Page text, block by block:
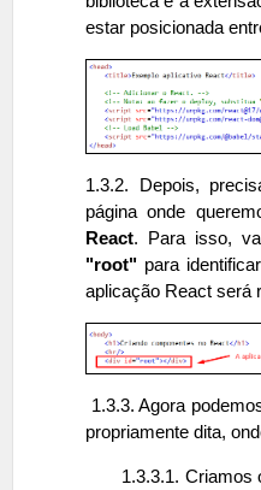
estar posicionada
1.3.2. Depois,
página onde
React. Para isso,
"root" para
aplicação React será
1.3.3. Agora
propriamente dita,
1.3.3.1. Criamos